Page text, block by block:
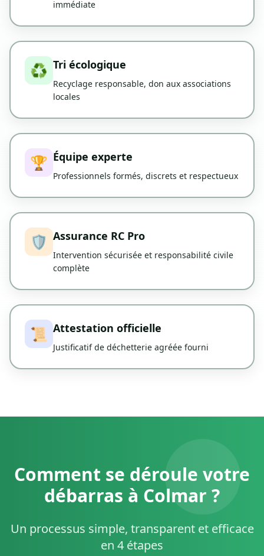
immédiate
♻️ Tri écologique
Recyclage responsable, don aux associations
locales
🏆 Équipe experte
Professionnels formés, discrets et respectueux
🛡️ Assurance RC Pro
Intervention sécurisée et responsabilité civile
complète
📜 Attestation officielle
Justificatif de déchetterie agréée fourni
Comment se déroule votre
débarras à Colmar ?
Un processus simple, transparent et efficace
en 4 étapes